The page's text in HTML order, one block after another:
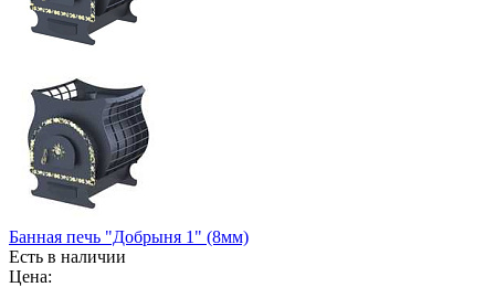
Банная печь "Добрыня 1" (8мм)
Есть в наличии
Цена: